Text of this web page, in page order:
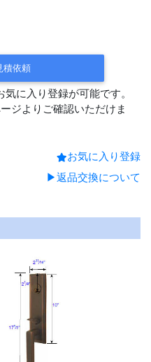
積依頼
に入り登録が可能です。
ジよりご確認いただけま
お気に入り登録
▶返品交換について